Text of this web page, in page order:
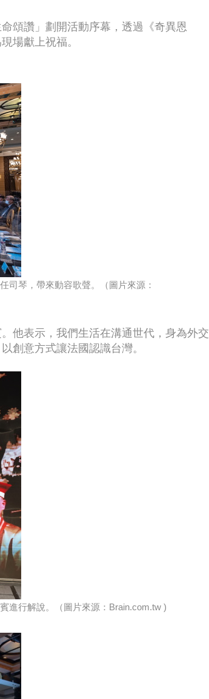
頌讚」劃開活動序幕，透過《奇異恩
場獻上祝福。
司琴，帶來動容歌聲。（圖片來源：
他表示，我們生活在溝通世代，身為外交
創意方式讓法國認識台灣。
進行解說。（圖片來源：Brain.com.tw )